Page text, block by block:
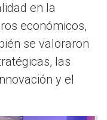
en la
económicos,
se valoraron
las
y el